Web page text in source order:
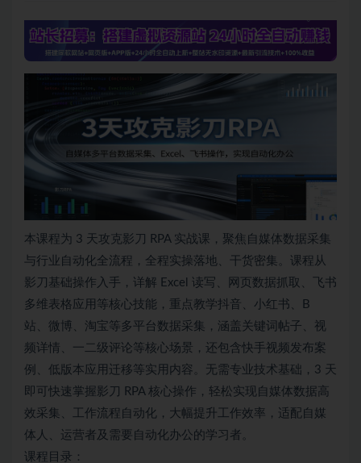
本课程为 3 天攻克影刀 RPA 实战课，聚焦自媒体数据采集
与行业自动化全流程，全程实操落地、干货密集。课程从
影刀基础操作入手，详解 Excel 读写、网页数据抓取、飞书
多维表格应用等核心技能，重点教学抖音、小红书、B
站、微博、淘宝等多平台数据采集，涵盖关键词帖子、视
频详情、一二级评论等核心场景，还包含快手视频发布案
例、低版本应用迁移等实用内容。无需专业技术基础，3 天
即可快速掌握影刀 RPA 核心操作，轻松实现自媒体数据高
效采集、工作流程自动化，大幅提升工作效率，适配自媒
体人、运营者及需要自动化办公的学习者。
课程目录：